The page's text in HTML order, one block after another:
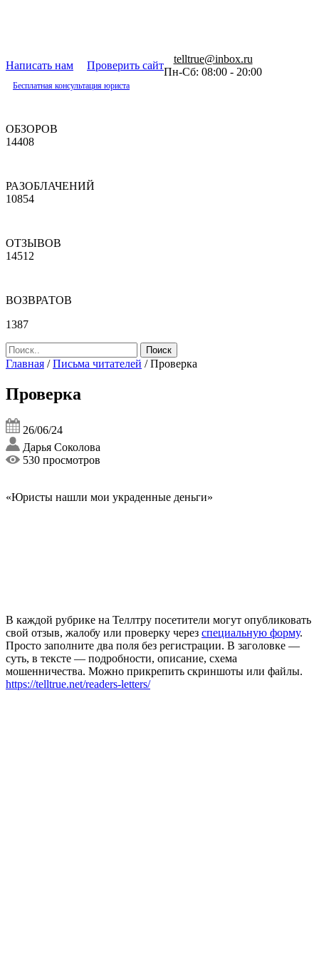
Написать нам Проверить сайт
telltrue@inbox.ru
Пн-Сб: 08:00 - 20:00
Бесплатная консультация юриста
ОБЗОРОВ
14408
РАЗОБЛАЧЕНИЙ
10854
ОТЗЫВОВ
14512
ВОЗВРАТОВ
1387
Главная /Письма читателей /Проверка
Проверка
26/06/24
Дарья Соколова
530 просмотров
«Юристы нашли мои украденные деньги»
В каждой рубрике на Теллтру посетители могут опубликовать
свой отзыв, жалобу или проверку через специальную форму.
Просто заполните два поля без регистрации. В заголовке —
суть, в тексте — подробности, описание, схема
мошенничества. Можно прикрепить скриншоты или файлы.
https://telltrue.net/readers-letters/